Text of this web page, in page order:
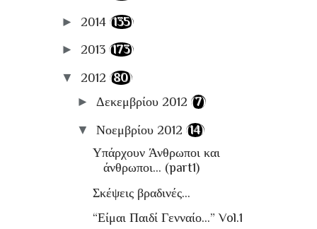
► 2014 (135)
► 2013 (173)
▼ 2012 (80)
► Δεκεμβρίου 2012 (7)
▼ Νοεμβρίου 2012 (14)
Υπάρχουν Άνθρωποι και
άνθρωποι… (part1)
Σκέψεις βραδινές…
“Είμαι Παιδί Γενναίο…” Vol.1